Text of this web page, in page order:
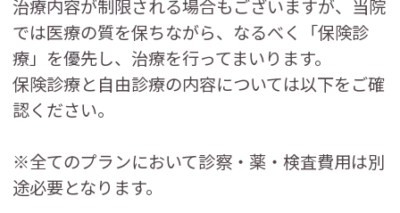
治療内容が制限される場合もございますが、当院
では医療の質を保ちながら、なるべく「保険診
療」を優先し、治療を行ってまいります。
保険診療と自由診療の内容については以下をご確
認ください。
※全てのプランにおいて診察・薬・検査費用は別
途必要となります。